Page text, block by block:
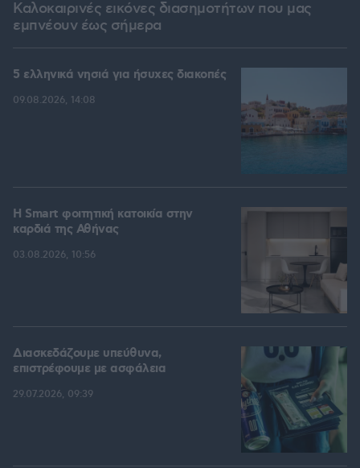
Καλοκαιρινές εικόνες διασημοτήτων που μας
εμπνέουν έως σήμερα
5 ελληνικά νησιά για ήσυχες διακοπές
09.08.2026, 14:08
Η Smart φοιτητική κατοικία στην
καρδιά της Αθήνας
03.08.2026, 10:56
Διασκεδάζουμε υπεύθυνα,
επιστρέφουμε με ασφάλεια
29.07.2026, 09:39